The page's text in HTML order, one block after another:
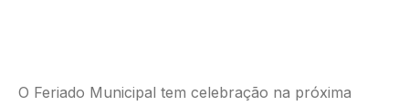
O Feriado Municipal tem celebração na próxima